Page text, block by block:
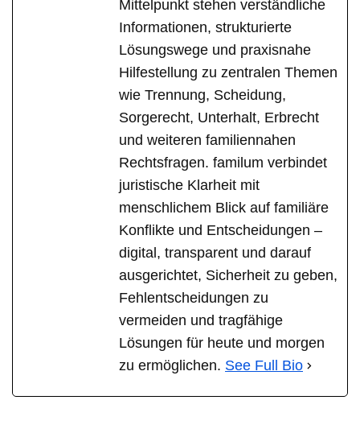
Mittelpunkt stehen verständliche
Informationen, strukturierte
Lösungswege und praxisnahe
Hilfestellung zu zentralen Themen
wie Trennung, Scheidung,
Sorgerecht, Unterhalt, Erbrecht
und weiteren familiennahen
Rechtsfragen. familum verbindet
juristische Klarheit mit
menschlichem Blick auf familiäre
Konflikte und Entscheidungen –
digital, transparent und darauf
ausgerichtet, Sicherheit zu geben,
Fehlentscheidungen zu
vermeiden und tragfähige
Lösungen für heute und morgen
zu ermöglichen. See Full Bio